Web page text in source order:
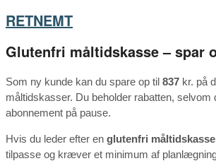
RETNEMT
Glutenfri måltidskasse – spar
Som ny kunde kan du spare op til 837 kr. på
måltidskasser. Du beholder rabatten,
abonnement på pause.
Hvis du leder efter en glutenfri måltidskasse
tilpasse og kræver et minimum af